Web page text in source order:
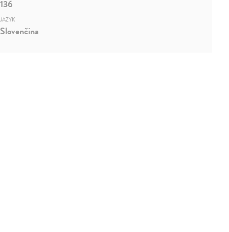
136
JAZYK
Slovenčina